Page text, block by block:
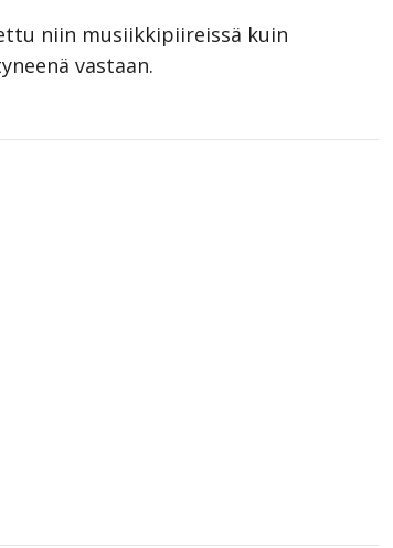
niin musiikkipiireissä kuin
vastaan.